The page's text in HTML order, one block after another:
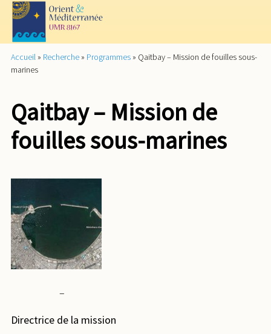
Accueil » Recherche » Programmes » Qaitbay – Mission de fouilles sous-
marines
Qaitbay – Mission de
fouilles sous-marines
–
Directrice de la mission